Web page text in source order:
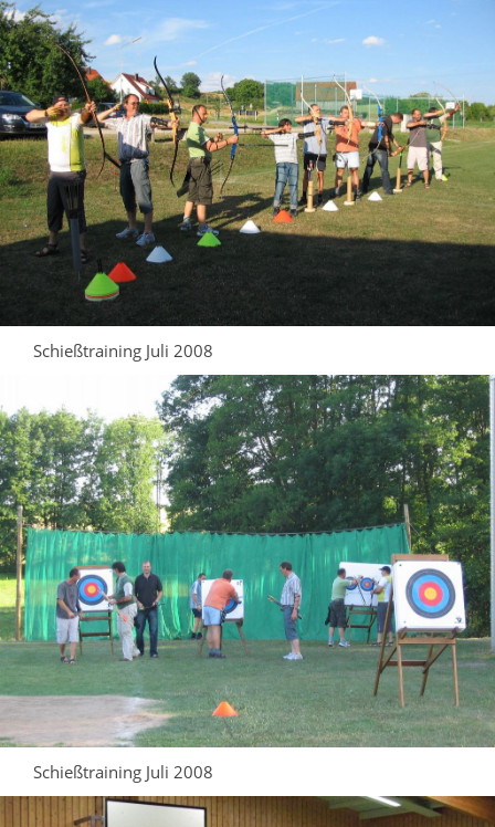
Schießtraining Juli 2008
Schießtraining Juli 2008